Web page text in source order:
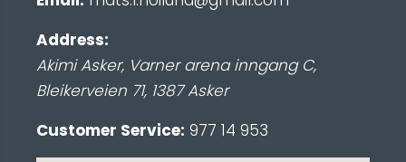
Address:
Akimi Asker, Varner arena inngang C,
Bleikerveien 71, 1387 Asker
Customer Service: 977 14 953